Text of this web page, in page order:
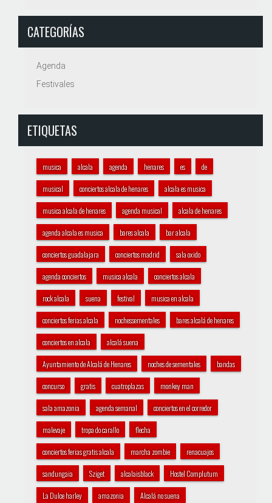
CATEGORÍAS
Agenda
Festivales
ETIQUETAS
musica alcala agenda henares es de
musical conciertos alcala de henares alcala es musica
musica alcala de henares agenda musical alcala de henares
agenda alcala es musica bares alcala bar alcala
conciertos guadalajara conciertos madrid sala oxido
agenda conciertos musica alcala conciertos alcala
rock alcala suena festival musica en alcala
conciertos ferias alcala nochessementales bares alcalá de henares
conciertos en alcala alcalá suena
Ayuntamiento de Alcalá de Henares noches de sementales bandas
concurso gratis cuatroplazas monkey man
sala amazonia agenda semanal conciertos en el corredor
malevaje tropa do carallo flecha
conciertos ferias gratis alcala marcha zombie renacuajos
sandungaia Sziget alcalaisblack Hostel Complutum
La Dulce harley amazonia Alcalá no suena